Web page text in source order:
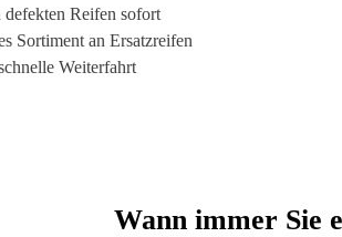
Reifen sofort
Sortiment an Ersatzreifen
Weiterfahrt
Wann immer Sie